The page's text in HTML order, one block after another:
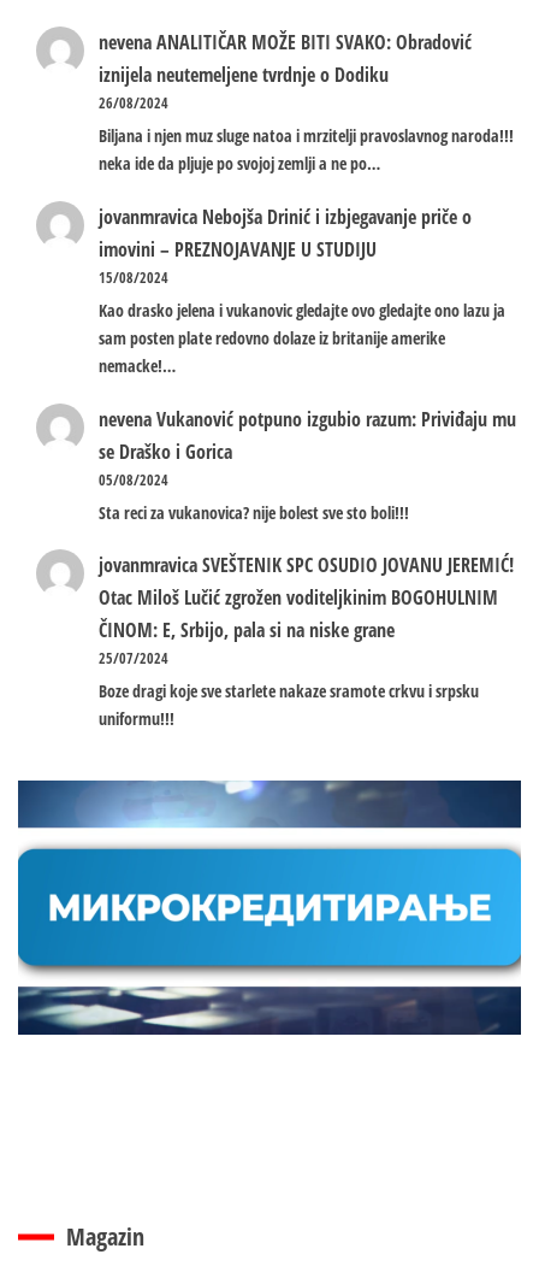
nevenaANALITIČAR MOŽE BITI SVAKO: Obradović
iznijela neutemeljene tvrdnje o Dodiku
26/08/2024
Biljana i njen muz sluge natoa i mrzitelji pravoslavnog naroda!!!
neka ide da pljuje po svojoj zemlji a ne po…
jovanmravica Nebojša Drinić i izbjegavanje priče o
imovini – PREZNOJAVANJE U STUDIJU
15/08/2024
Kao drasko jelena i vukanovic gledajte ovo gledajte ono lazu ja
sam posten plate redovno dolaze iz britanije amerike
nemacke!…
nevenaVukanović potpuno izgubio razum: Priviđaju mu
se Draško i Gorica
05/08/2024
Sta reci za vukanovica? nije bolest sve sto boli!!!
jovanmravicaSVEŠTENIK SPC OSUDIO JOVANU JEREMIĆ!
Otac Miloš Lučić zgrožen voditeljkinim BOGOHULNIM
ČINOM: E, Srbijo, pala si na niske grane
25/07/2024
Boze dragi koje sve starlete nakaze sramote crkvu i srpsku
uniformu!!!
Magazin